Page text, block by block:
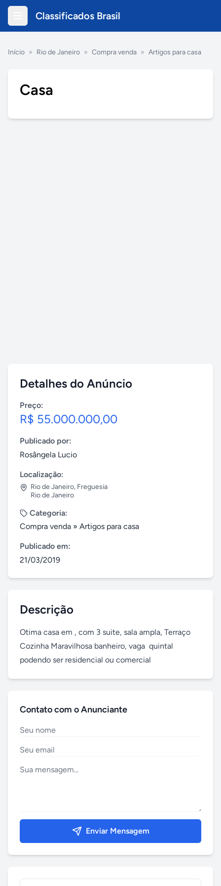
Classificados Brasil
Início » Rio de Janeiro » Compra venda » Artigos para casa
Casa
Detalhes do Anúncio
Preço:
R$ 55.000.000,00
Publicado por:
Rosângela Lucio
Localização:
Rio de Janeiro, Freguesia
Rio de Janeiro
Categoria:
Compra venda » Artigos para casa
Publicado em:
21/03/2019
Descrição
Otima casa em , com 3 suite, sala ampla, Terraço
Cozinha Maravilhosa banheiro, vaga  quintal
podendo ser residencial ou comercial
Contato com o Anunciante
Enviar Mensagem